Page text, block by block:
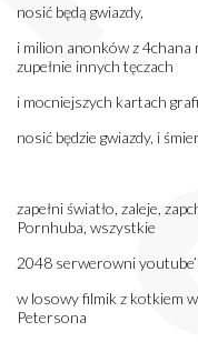
nosić będą gwiazdy,
i milion anonków z 4chana
zupełnie innych tęczach
i mocniejszych kartach
nosić będzie gwiazdy, i
zapełni światło, zaleje,
Pornhuba, wszystkie
2048 serwerowni
w losowy filmik z kotkiem
Petersona